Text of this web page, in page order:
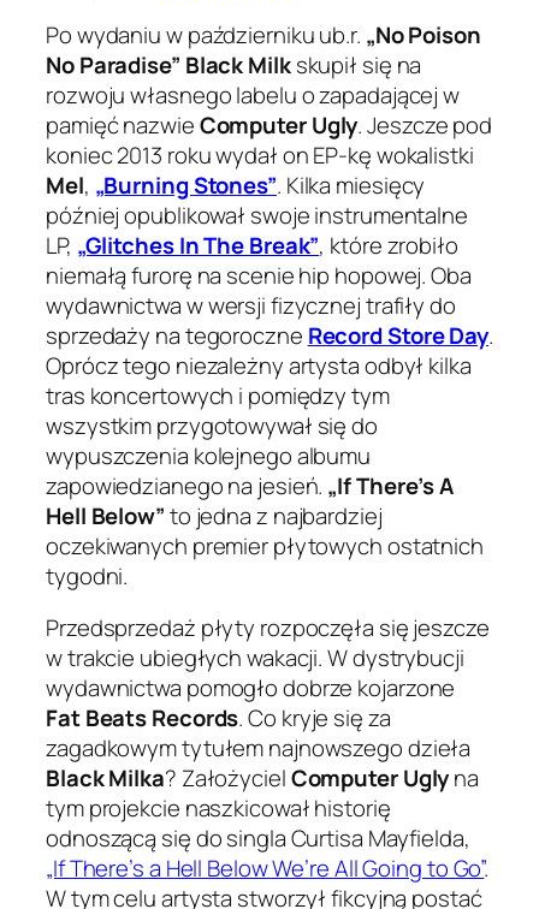
Po wydaniu w październiku ub.r. „No Poison
No Paradise” Black Milkskupił się na
rozwoju własnego labelu o zapadającej w
pamięć nazwieComputer Ugly. Jeszcze pod
koniec 2013 roku wydał on EP-kę wokalistki
Mel, „Burning Stones”. Kilka miesięcy
później opublikował swoje instrumentalne
LP, „Glitches In The Break”, które zrobiło
niemałą furorę na scenie hip hopowej. Oba
wydawnictwa w wersji fizycznej trafiły do
sprzedaży na tegoroczne Record Store Day.
Oprócz tego niezależny artysta odbył kilka
tras koncertowych i pomiędzy tym
wszystkim przygotowywał się do
wypuszczenia kolejnego albumu
zapowiedzianego na jesień. „If There’s A
Hell Below”to jedna z najbardziej
oczekiwanych premier płytowych ostatnich
tygodni.
Przedsprzedaż płyty rozpoczęła się jeszcze
w trakcie ubiegłych wakacji. W dystrybucji
wydawnictwa pomogło dobrze kojarzone
Fat Beats Records. Co kryje się za
zagadkowym tytułem najnowszego dzieła
Black Milka? ZałożycielComputer Uglyna
tym projekcie naszkicował historię
odnoszącą się do singla Curtisa Mayfielda,
„If There’s a Hell Below We’re All Going to Go”.
W tym celu artysta stworzył fikcyjną postać